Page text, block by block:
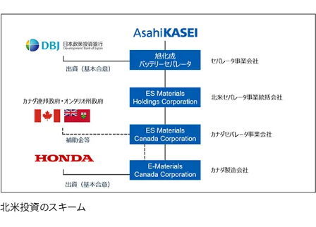
北米投資のスキーム